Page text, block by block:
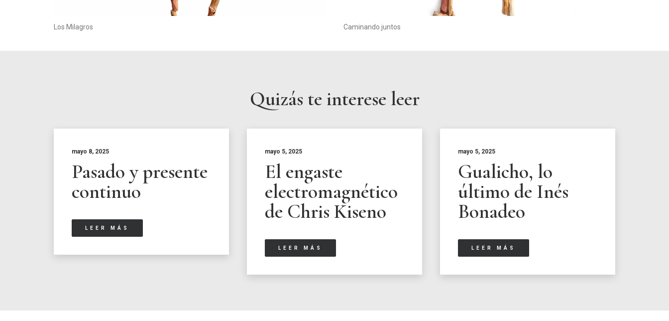
Los Milagros Caminando juntos
Quizás te interese leer
mayo 8, 2025
Pasado y presente
continuo
LEER MÁS
mayo 5, 2025
El engaste
electromagnético
de Chris Kiseno
LEER MÁS
mayo 5, 2025
Gualicho, lo
último de Inés
Bonadeo
LEER MÁS